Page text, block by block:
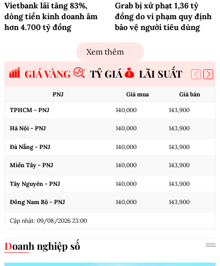
Vietbank lãi tăng 83%,
dòng tiền kinh doanh âm
hơn 4.700 tỷ đồng
Grab bị xử phạt 1,36 tỷ
đồng do vi phạm quy định
bảo vệ người tiêu dùng
Xem thêm
GIÁ VÀNG TỶ GIÁ LÃI SUẤT
PNJ Giá mua Giá bán
TPHCM - PNJ 140,000 143,900
Hà Nội - PNJ 140,000 143,900
Đà Nẵng - PNJ 140,000 143,900
Miền Tây - PNJ 140,000 143,900
Tây Nguyên - PNJ 140,000 143,900
Đông Nam Bộ - PNJ 140,000 143,900
Cập nhật: 09/08/2026 23:00
Doanh nghiệp số